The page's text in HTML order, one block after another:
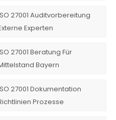
27001 Auditvorbereitung
Experten
27001 Beratung Für
Bayern
27001 Dokumentation
Prozesse